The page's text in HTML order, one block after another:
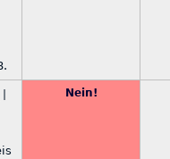
Nein!